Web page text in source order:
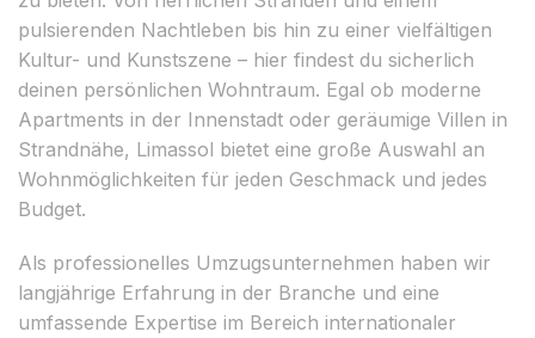
pulsierenden Nachtleben bis hin zu einer vielfältigen
Kultur- und Kunstszene – hier findest du sicherlich
deinen persönlichen Wohntraum. Egal ob moderne
Apartments in der Innenstadt oder geräumige Villen in
Strandnähe, Limassol bietet eine große Auswahl an
Wohnmöglichkeiten für jeden Geschmack und jedes
Budget.
Als professionelles Umzugsunternehmen haben wir
langjährige Erfahrung in der Branche und eine
umfassende Expertise im Bereich internationaler